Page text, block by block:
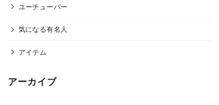
ユーチューバー
気になる有名人
アイテム
アーカイブ